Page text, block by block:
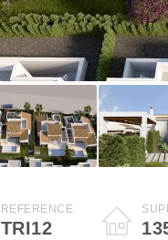
RÉFÉRENCE
TRI12